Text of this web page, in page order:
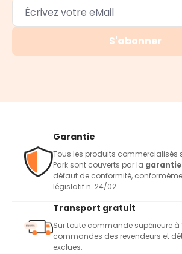
S'abonner
Garantie
Tous les produits commercialisés
Park sont couverts par la garantie
défaut de conformité,
législatif n. 24/02.
Transport gratuit
Sur toute commande supérieure à
commandes des revendeurs et
exclues.